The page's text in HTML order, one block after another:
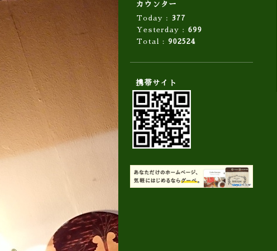
カウンター
Today : 377
Yesterday : 699
Total : 902524
携帯サイト